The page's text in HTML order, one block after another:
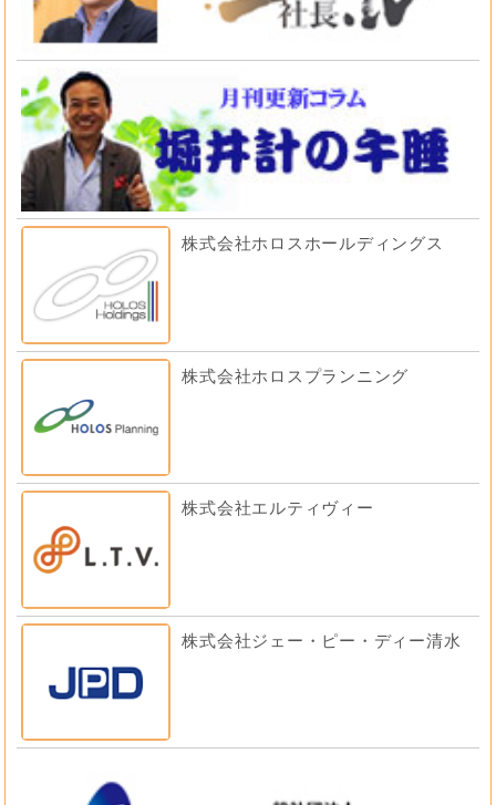
株式会社ホロスホールディングス
株式会社ホロスプランニング
株式会社エルティヴィー
株式会社ジェー・ピー・ディー清水